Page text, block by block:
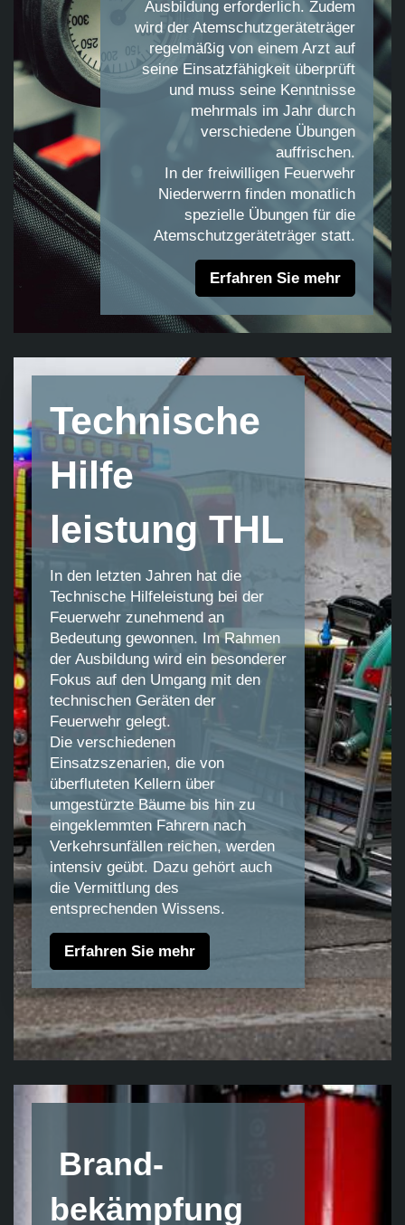
Ausbildung erforderlich. Zudem
wird der Atemschutzgeräteträger
regelmäßig von einem Arzt auf
seine Einsatzfähigkeit überprüft
und muss seine Kenntnisse
mehrmals im Jahr durch
verschiedene Übungen
auffrischen.
In der freiwilligen Feuerwehr
Niederwerrn finden monatlich
spezielle Übungen für die
Atemschutzgeräteträger statt.
Erfahren Sie mehr
Technische
Hilfe
leistung THL
In den letzten Jahren hat die
Technische Hilfeleistung bei der
Feuerwehr zunehmend an
Bedeutung gewonnen. Im Rahmen
der Ausbildung wird ein besonderer
Fokus auf den Umgang mit den
technischen Geräten der
Feuerwehr gelegt.
Die verschiedenen
Einsatzszenarien, die von
überfluteten Kellern über
umgestürzte Bäume bis hin zu
eingeklemmten Fahrern nach
Verkehrsunfällen reichen, werden
intensiv geübt. Dazu gehört auch
die Vermittlung des
entsprechenden Wissens.
Erfahren Sie mehr
Brand-
bekämpfung